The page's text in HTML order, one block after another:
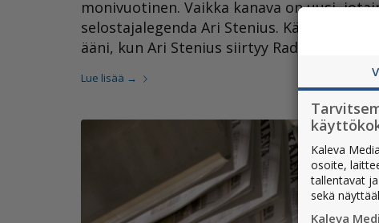
monivuotinen. Vaikka kanava on uusi,
selostajalegenda Ari Stenius. Kärppien
ääni, kun Ari Stenius siirtyy Radio Kalevan
Lue lisää →
Kaleva
osoite,
tallentavat
sekä
Kaleva